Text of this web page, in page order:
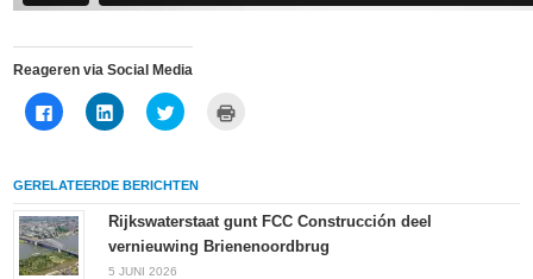
Reageren via Social Media
Klik
om
Facebook
(Wordt
een
nieuw
venster
geopend)
Klik
om
delen
(Wordt
een
nieuw
venster
geopend)
Klik
om
Twitter
(Wordt
een
nieuw
venster
nieuw
geopend)
GERELATEERDE BERICHTEN
Rijkswaterstaat gunt FCC Construcción deel
vernieuwing Brienenoordbrug
5 JUNI 2026